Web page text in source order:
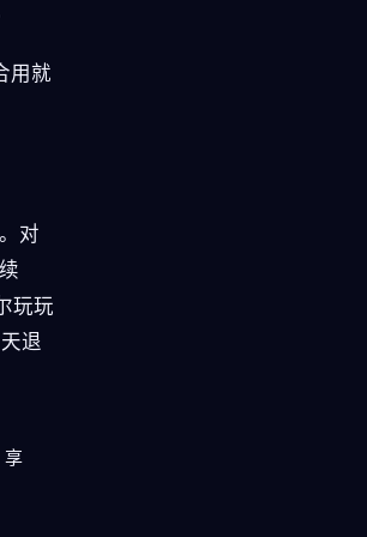
用就
对
玩玩
退
享